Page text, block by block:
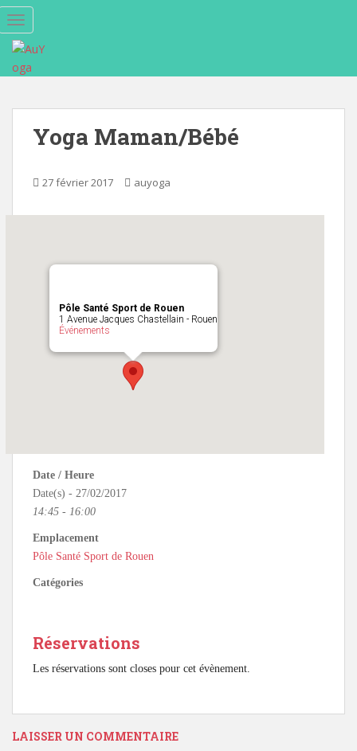
S
t
TOGGLE NAVIGATION
Yoga Maman/Bébé
27 février 2017 auyoga
Pôle Santé Sport de Rouen
1 Avenue Jacques Chastellain - Rouen
Événements
Date / Heure
Date(s) - 27/02/2017
14:45 - 16:00
Emplacement
Pôle Santé Sport de Rouen
Catégories
Réservations
Les réservations sont closes pour cet évènement.
LAISSER UN COMMENTAIRE